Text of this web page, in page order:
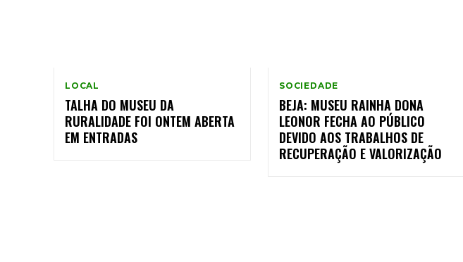
LOCAL
TALHA DO MUSEU DA
RURALIDADE FOI ONTEM ABERTA
EM ENTRADAS
SOCIEDADE
BEJA: MUSEU RAINHA DONA
LEONOR FECHA AO PÚBLICO
DEVIDO AOS TRABALHOS DE
RECUPERAÇÃO E VALORIZAÇÃO